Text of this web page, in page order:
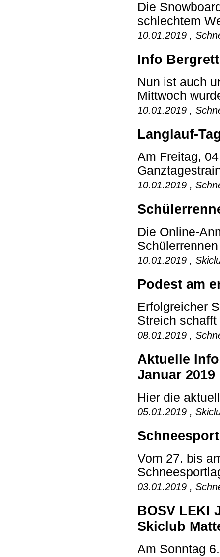
Die
schlechtem
10.01.2019 ,
Info
Nun ist auch
Mittwoch
10.01.2019 ,
Langlauf-
Am Freitag,
10.01.2019 ,
Die Online-
10.01.2019 ,
Podest am
Erfolgreicher
Streich
08.01.2019 ,
Aktuelle
Januar 2019
Hier die
05.01.2019 ,
Vom 27. bis
03.01.2019 ,
BOSV LEKI
Skiclub
Am Sonntag